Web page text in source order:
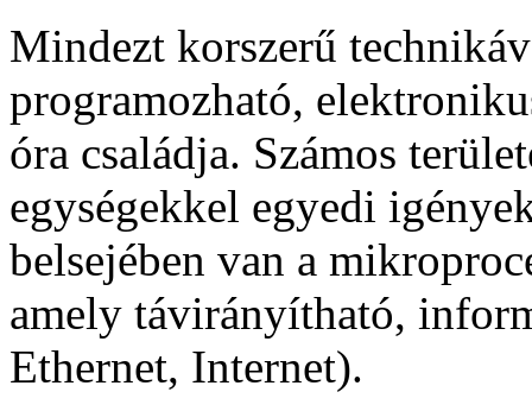
Mindezt korszerű
programozható,
óra családja. Számos
egységekkel egyedi
belsejében van a
amely távirányítható,
Ethernet, Internet).